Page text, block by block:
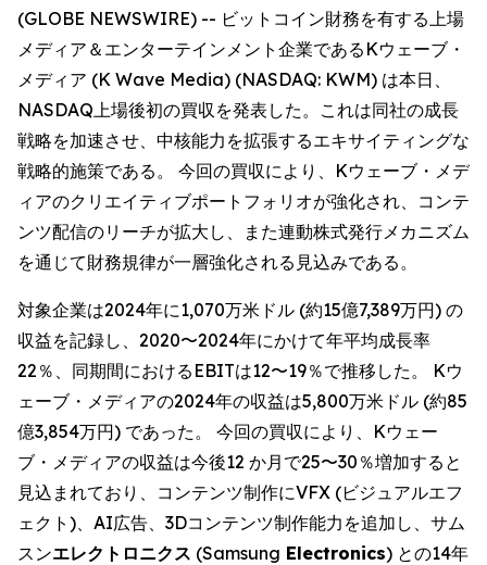
(GLOBE NEWSWIRE) -- ビットコイン財務を有する上場
メディア＆エンターテインメント企業であるKウェーブ・
メディア (K Wave Media) (NASDAQ: KWM) は本日、
NASDAQ上場後初の買収を発表した。これは同社の成長
戦略を加速させ、中核能力を拡張するエキサイティングな
戦略的施策である。 今回の買収により、Kウェーブ・メデ
ィアのクリエイティブポートフォリオが強化され、コンテ
ンツ配信のリーチが拡大し、また連動株式発行メカニズム
を通じて財務規律が一層強化される見込みである。
対象企業は2024年に1,070万米ドル (約15億7,389万円) の
収益を記録し、2020〜2024年にかけて年平均成長率
22％、同期間におけるEBITは12〜19％で推移した。 Kウ
ェーブ・メディアの2024年の収益は5,800万米ドル (約85
億3,854万円) であった。 今回の買収により、Kウェー
ブ・メディアの収益は今後12 か月で25〜30％増加すると
見込まれており、コンテンツ制作にVFX (ビジュアルエフ
ェクト)、AI広告、3Dコンテンツ制作能力を追加し、サム
スンエレクトロニクス (Samsung Electronics) との14年